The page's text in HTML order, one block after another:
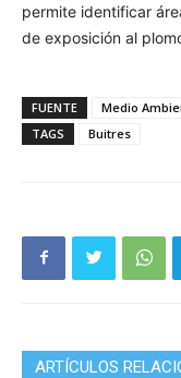
permite identificar
de exposición al
FUENTE
Medio
TAGS
Buitres
ARTÍCULOS